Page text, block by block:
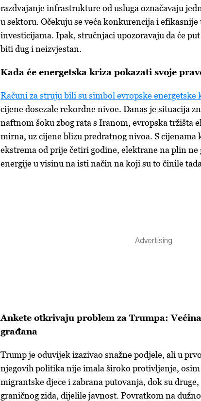
razdvajanje infrastrukture od usluga označavaju
u sektoru. Očekuju se veća konkurencija i
investicijama. Ipak, stručnjaci upozoravaju da će
biti dug i neizvjestan.
Kada će energetska kriza pokazati svoje
Računi za struju bili su simbol evropske energetske
cijene dosezale rekordne nivoe. Danas je situacija
naftnom šoku zbog rata s Iranom, evropska tržišta
mirna, uz cijene blizu predratnog nivoa. S cijenama
ekstrema od prije četiri godine, elektrane na plin
energije u visinu na isti način na koji su to činile
Ankete otkrivaju problem za Trumpa:
građana
Trump je oduvijek izazivao snažne podjele, ali u
njegovih politika nije imala široko protivljenje,
migrantske djece i zabrana putovanja, dok su
graničnog zida, dijelile javnost. Povratkom na